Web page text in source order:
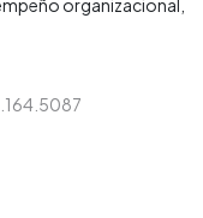
organizacional